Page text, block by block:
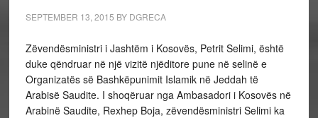
SEPTEMBER 13, 2015 BY DGRECA
Zëvendësministri i Jashtëm i Kosovës, Petrit Selimi, është
duke qëndruar në një vizitë njëditore pune në selinë e
Organizatës së Bashkëpunimit Islamik në Jeddah të
Arabisë Saudite. I shoqëruar nga Ambasadori i Kosovës në
Arabinë Saudite, Rexhep Boja, zëvendësministri Selimi ka